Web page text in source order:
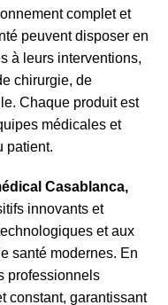
complet et
peuvent disposer en
à leurs interventions,
chirurgie, de
Chaque produit est
médicales et
patient.
Casablanca,
innovants et
et aux
santé modernes. En
professionnels
constant, garantissant